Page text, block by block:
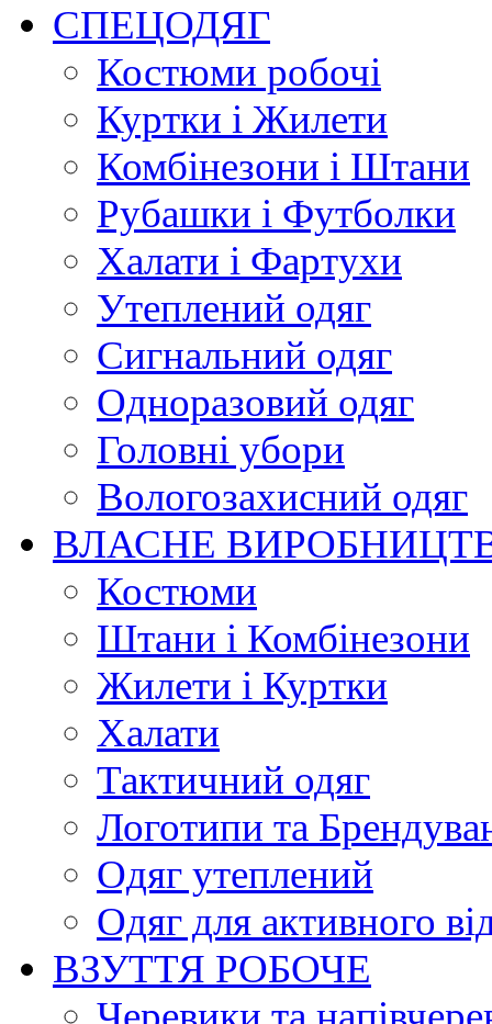
СПЕЦОДЯГ
Костюми робочі
Куртки і Жилети
Комбінезони і Штани
Рубашки і Футболки
Халати і Фартухи
Утеплений одяг
Сигнальний одяг
Одноразовий одяг
Головні убори
Вологозахисний одяг
ВЛАСНЕ
Костюми
Штани і Комбінезони
Жилети і Куртки
Халати
Тактичний одяг
Логотипи та
Одяг утеплений
Одяг для активного
ВЗУТТЯ РОБОЧЕ